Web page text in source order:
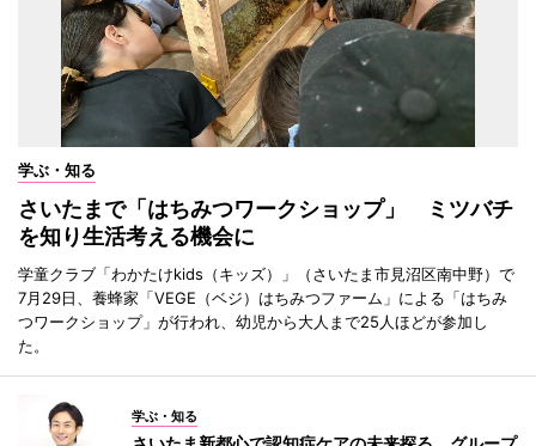
学ぶ・知る
さいたまで「はちみつワークショップ」 ミツバチ
を知り生活考える機会に
学童クラブ「わかたけkids（キッズ）」（さいたま市見沼区南中野）で
7月29日、養蜂家「VEGE（ベジ）はちみつファーム」による「はちみ
つワークショップ」が行われ、幼児から大人まで25人ほどが参加し
た。
学ぶ・知る